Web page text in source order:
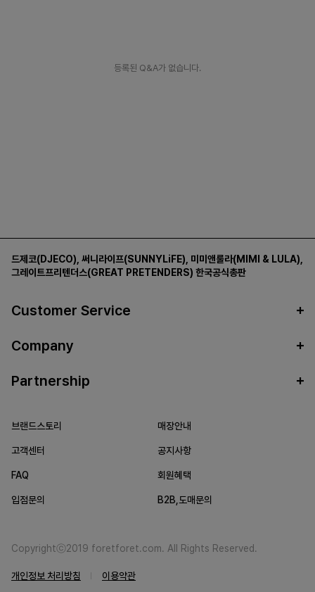
등록된 Q&A가 없습니다.
드제코(DJECO) 써니라이프(SUNNYLiFE) 미미앤룰라(MIMI & LULA)
그레이트프리텐더스(GREAT PRETENDERS) 한국공식총판
Customer Service
Company
Partnership
브랜드스토리 매장안내
고객센터 공지사항
FAQ 회원혜택
입점문의 B2B,도매문의
Copyrightⓒ2019 foretforet.com. All Rights Reserved.
개인정보 처리방침 이용약관